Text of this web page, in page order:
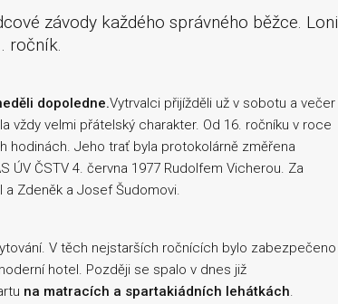
závody každého správného běžce. Loni
ročník.
dopoledne.Vytrvalci přijížděli už v sobotu a večer
vždy velmi přátelský charakter. Od 16. ročníku v roce
hodinách. Jeho trať byla protokolárně změřena
ČSTV 4. června 1977 Rudolfem Vicherou. Za
Zdeněk a Josef Šudomovi.
V těch nejstarších ročnících bylo zabezpečeno
hotel. Později se spalo v dnes již
na matracích a spartakiádních lehátkách.